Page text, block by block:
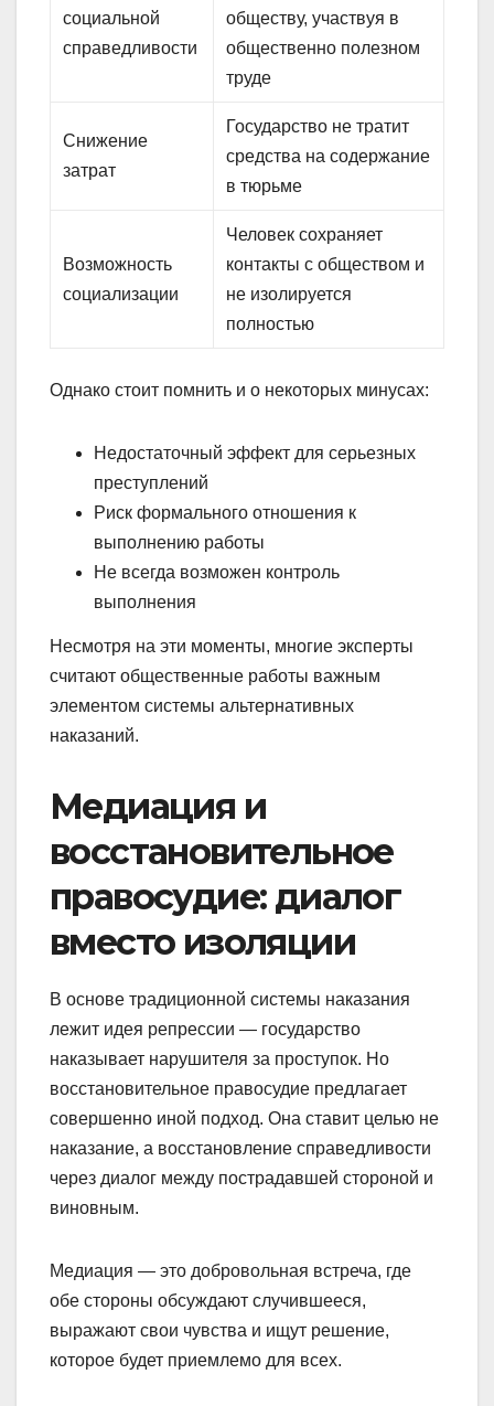
социальной
справедливости
обществу, участвуя в
общественно полезном
труде
Снижение
затрат
Государство не тратит
средства на содержание
в тюрьме
Возможность
социализации
Человек сохраняет
контакты с обществом и
не изолируется
полностью
Однако стоит помнить и о некоторых минусах:
Недостаточный эффект для серьезных
преступлений
Риск формального отношения к
выполнению работы
Не всегда возможен контроль
выполнения
Несмотря на эти моменты, многие эксперты
считают общественные работы важным
элементом системы альтернативных
наказаний.
Медиация и
восстановительное
правосудие: диалог
вместо изоляции
В основе традиционной системы наказания
лежит идея репрессии — государство
наказывает нарушителя за проступок. Но
восстановительное правосудие предлагает
совершенно иной подход. Она ставит целью не
наказание, а восстановление справедливости
через диалог между пострадавшей стороной и
виновным.
Медиация — это добровольная встреча, где
обе стороны обсуждают случившееся,
выражают свои чувства и ищут решение,
которое будет приемлемо для всех.